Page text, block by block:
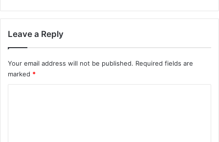
Leave a Reply
Your email address will not be published. Required fields are
marked *